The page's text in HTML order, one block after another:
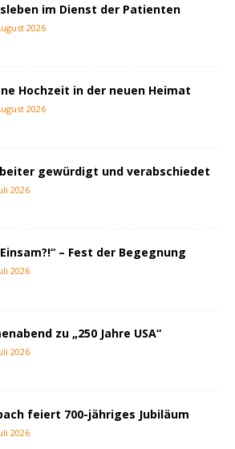
im Dienst der Patienten
2026
Hochzeit in der neuen Heimat
2026
gewürdigt und verabschiedet
2026
– Fest der Begegnung
2026
zu „250 Jahre USA“
2026
feiert 700-jähriges Jubiläum
2026